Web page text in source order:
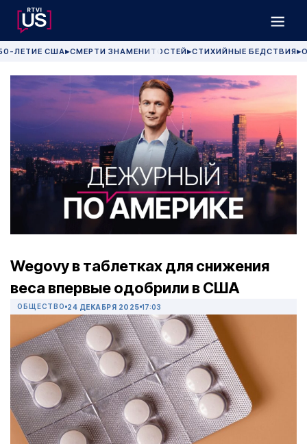
ЛЕТИЕ США▶СМЕРТИ ЗНАМЕНИТОСТЕЙ▶СТИХИЙНЫЕ БЕДСТВИЯ▶
Wegovy в таблетках для снижения
веса впервые одобрили в США
ОБЩЕСТВО 24 ДЕКАБРЯ 2025 17:03